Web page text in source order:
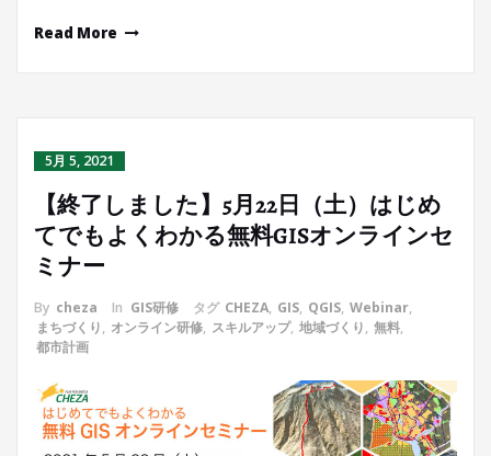
Read More
5月 5, 2021
【終了しました】5月22日（土）はじめ
てでもよくわかる無料GISオンラインセ
ミナー
By cheza In GIS研修 タグ CHEZA, GIS, QGIS, Webinar,
まちづくり, オンライン研修, スキルアップ, 地域づくり, 無料,
都市計画